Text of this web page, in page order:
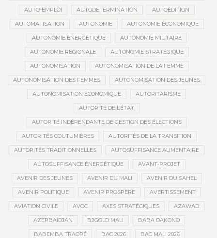
AUTO-EMPLOI AUTODÉTERMINATION AUTOÉDITION
AUTOMATISATION AUTONOMIE AUTONOMIE ÉCONOMIQUE
AUTONOMIE ÉNERGÉTIQUE AUTONOMIE MILITAIRE
AUTONOMIE RÉGIONALE AUTONOMIE STRATÉGIQUE
AUTONOMISATION AUTONOMISATION DE LA FEMME
AUTONOMISATION DES FEMMES AUTONOMISATION DES JEUNES
AUTONOMISATION ÉCONOMIQUE AUTORITARISME
AUTORITÉ DE L’ÉTAT
AUTORITÉ INDÉPENDANTE DE GESTION DES ÉLECTIONS
AUTORITÉS COUTUMIÈRES AUTORITÉS DE LA TRANSITION
AUTORITÉS TRADITIONNELLES AUTOSUFFISANCE ALIMENTAIRE
AUTOSUFFISANCE ÉNERGÉTIQUE AVANT-PROJET
AVENIR DES JEUNES AVENIR DU MALI AVENIR DU SAHEL
AVENIR POLITIQUE AVENIR PROSPÈRE AVERTISSEMENT
AVIATION CIVILE AVOC AXES STRATÉGIQUES AZAWAD
AZERBAÏDJAN B2GOLD MALI BABA DAKONO
BABEMBA TRAORÉ BAC 2026 BAC MALI 2026